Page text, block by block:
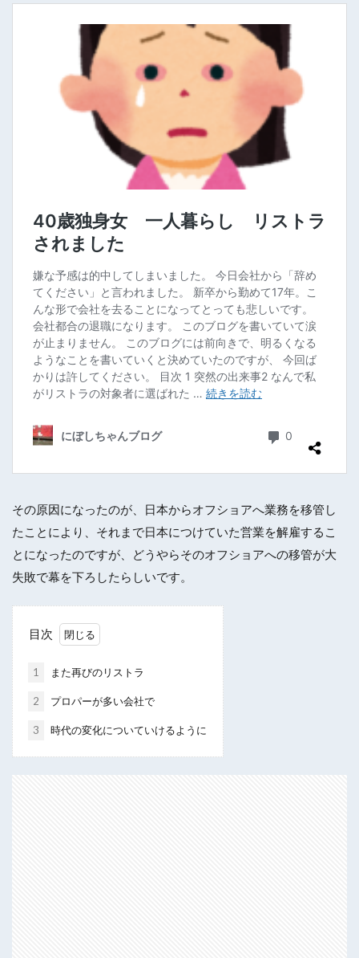
その原因になったのが、日本からオフショアへ業務を移管し
たことにより、それまで日本につけていた営業を解雇するこ
とになったのですが、どうやらそのオフショアへの移管が大
失敗で幕を下ろしたらしいです。
目次
1 また再びのリストラ
2 プロパーが多い会社で
3 時代の変化についていけるように